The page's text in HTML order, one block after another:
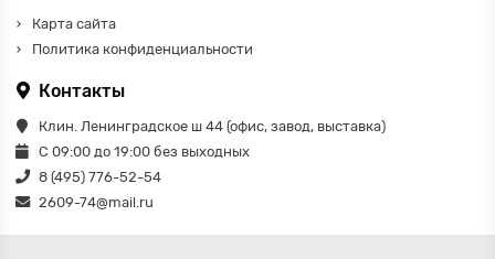
Карта сайта
Политика конфиденциальности
Контакты
Клин. Ленинградское ш 44 (офис, завод, выставка)
С 09:00 до 19:00 без выходных
8 (495) 776-52-54
2609-74@mail.ru